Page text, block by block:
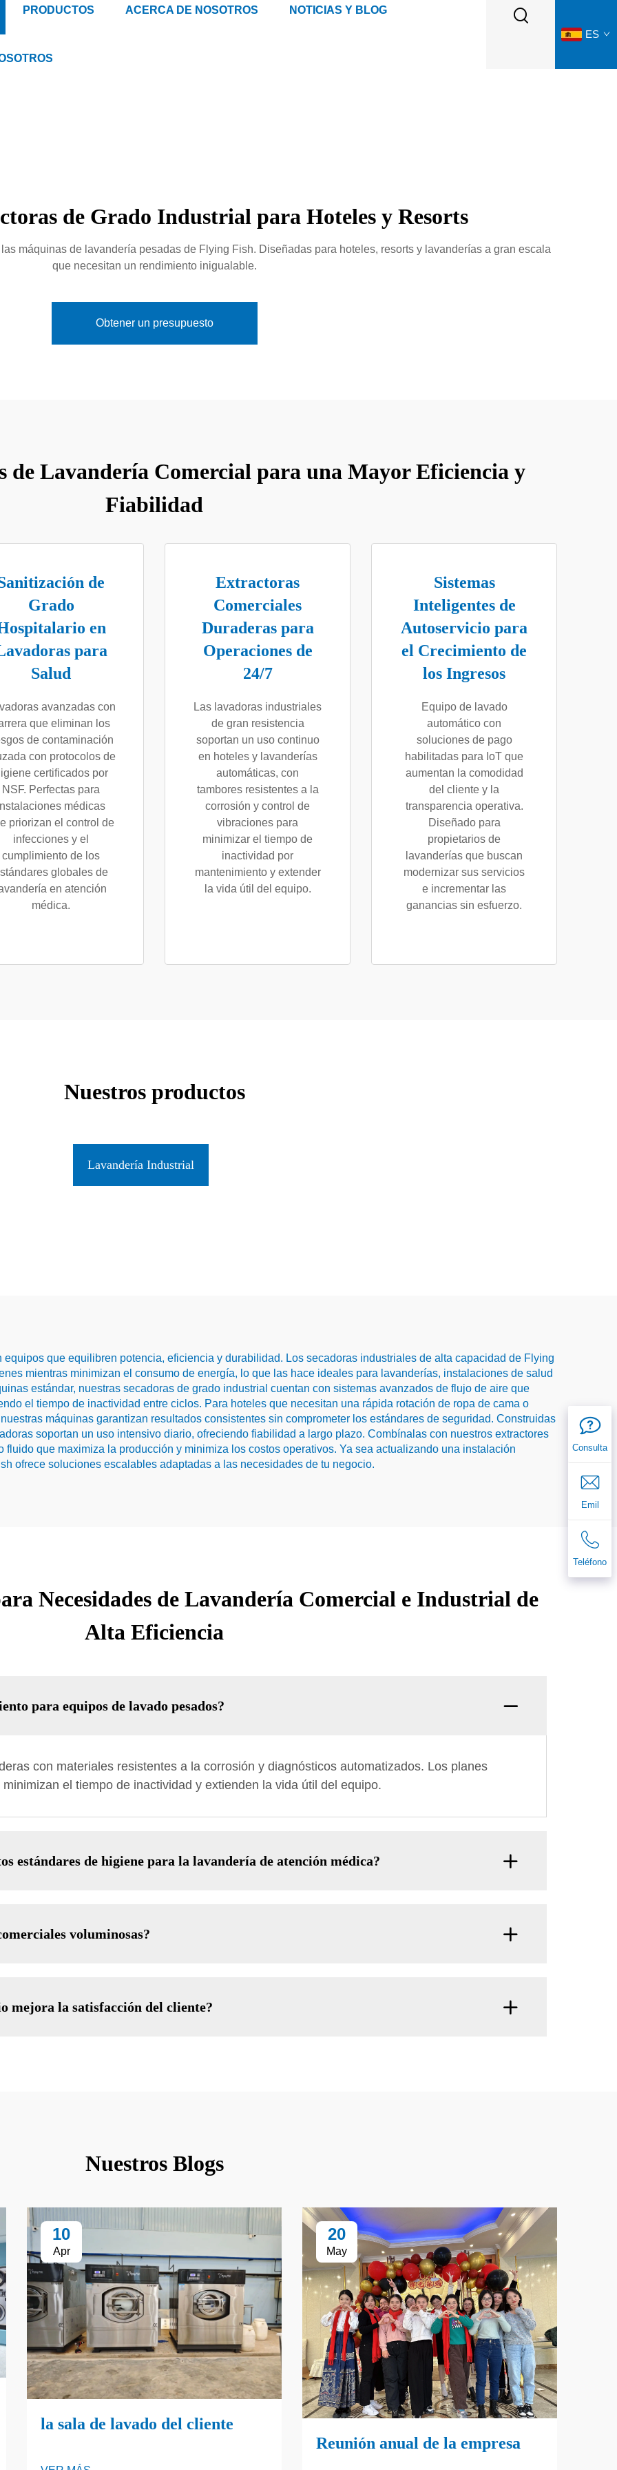
PRODUCTOS ACERCA DE NOSOTROS NOTICIAS Y BLOG
ES
de Grado Industrial para Hoteles y Resorts
máquinas de lavandería pesadas de Flying Fish. Diseñadas para hoteles, resorts y lavanderías a gran escala
que necesitan un rendimiento inigualable.
Obtener un presupuesto
de Lavandería Comercial para una Mayor Eficiencia y
Fiabilidad
de
Grado
en
para
Salud
avanzadas con
que eliminan los
de contaminación
con protocolos de
certificados por
NSF. Perfectas para
médicas
priorizan el control de
infecciones y el
cumplimiento de los
globales de
en atención
médica.
Extractoras
Comerciales
Duraderas para
Operaciones de
24/7
Las lavadoras industriales
de gran resistencia
soportan un uso continuo
en hoteles y lavanderías
automáticas, con
tambores resistentes a la
corrosión y control de
vibraciones para
minimizar el tiempo de
inactividad por
mantenimiento y extender
la vida útil del equipo.
Sistemas
Inteligentes de
Autoservicio para
el Crecimiento de
los Ingresos
Equipo de lavado
automático con
soluciones de pago
habilitadas para IoT que
aumentan la comodidad
del cliente y la
transparencia operativa.
Diseñado para
propietarios de
lavanderías que buscan
modernizar sus servicios
e incrementar las
ganancias sin esfuerzo.
Nuestros productos
Lavandería Industrial
que equilibren potencia, eficiencia y durabilidad. Los secadoras industriales de alta capacidad de Flying
mientras minimizan el consumo de energía, lo que las hace ideales para lavanderías, instalaciones de salud
estándar, nuestras secadoras de grado industrial cuentan con sistemas avanzados de flujo de aire que
el tiempo de inactividad entre ciclos. Para hoteles que necesitan una rápida rotación de ropa de cama o
máquinas garantizan resultados consistentes sin comprometer los estándares de seguridad. Construidas
soportan un uso intensivo diario, ofreciendo fiabilidad a largo plazo. Combínalas con nuestros extractores
que maximiza la producción y minimiza los costos operativos. Ya sea actualizando una instalación
ofrece soluciones escalables adaptadas a las necesidades de tu negocio.
Necesidades de Lavandería Comercial e Industrial de
Alta Eficiencia
para equipos de lavado pesados?
con materiales resistentes a la corrosión y diagnósticos automatizados. Los planes
el tiempo de inactividad y extienden la vida útil del equipo.
estándares de higiene para la lavandería de atención médica?
voluminosas?
mejora la satisfacción del cliente?
Nuestros Blogs
10
Apr
la sala de lavado del cliente
20
May
Reunión anual de la empresa
Consulta
Emil
Teléfono